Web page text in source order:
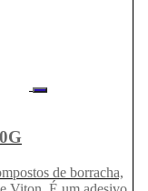
de borracha,